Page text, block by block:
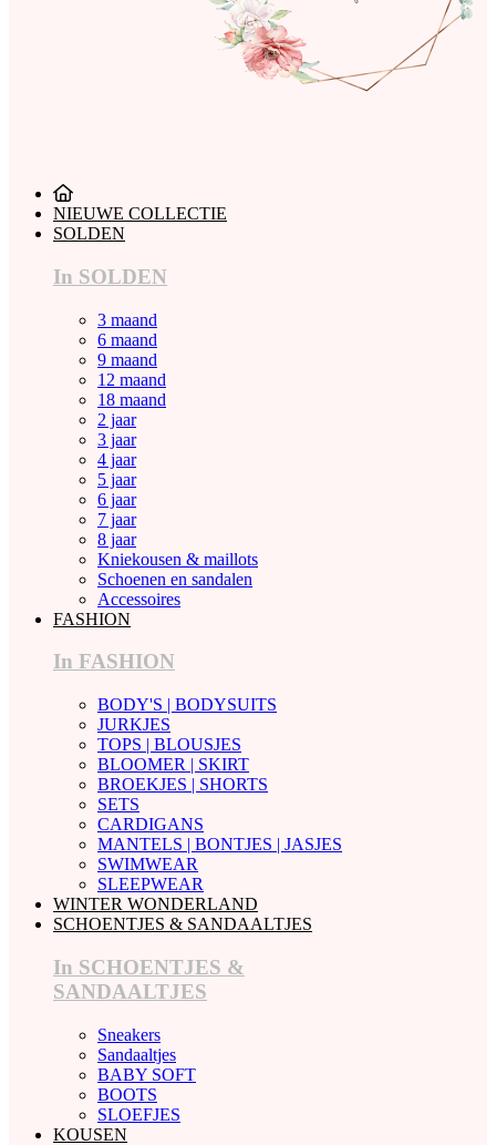
NIEUWE COLLECTIE
SOLDEN
In SOLDEN
3 maand
6 maand
9 maand
12 maand
18 maand
2 jaar
3 jaar
4 jaar
5 jaar
6 jaar
7 jaar
8 jaar
Kniekousen & maillots
Schoenen en sandalen
Accessoires
FASHION
In FASHION
BODY'S | BODYSUITS
JURKJES
TOPS | BLOUSJES
BLOOMER | SKIRT
BROEKJES | SHORTS
SETS
CARDIGANS
MANTELS | BONTJES | JASJES
SWIMWEAR
SLEEPWEAR
WINTER WONDERLAND
SCHOENTJES & SANDAALTJES
In SCHOENTJES &
SANDAALTJES
Sneakers
Sandaaltjes
BABY SOFT
BOOTS
SLOEFJES
KOUSEN